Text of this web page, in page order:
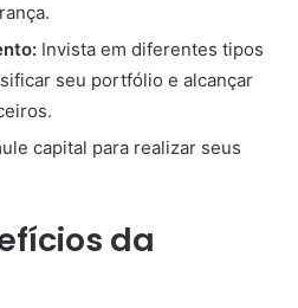
Invista em diferentes tipos
seu portfólio e alcançar
capital para realizar seus
da